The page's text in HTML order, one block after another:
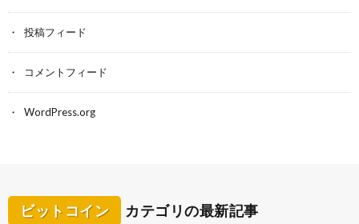
投稿フィード
コメントフィード
WordPress.org
ビットコイン カテゴリの最新記事